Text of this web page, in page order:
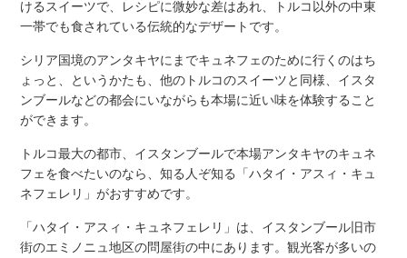
けるスイーツで、レシピに微妙な差はあれ、トルコ以外の中東
一帯でも食されている伝統的なデザートです。
シリア国境のアンタキヤにまでキュネフェのために行くのはち
ょっと、というかたも、他のトルコのスイーツと同様、イスタ
ンブールなどの都会にいながらも本場に近い味を体験すること
ができます。
トルコ最大の都市、イスタンブールで本場アンタキヤのキュネ
フェを食べたいのなら、知る人ぞ知る「ハタイ・アスィ・キュ
ネフェレリ」がおすすめです。
「ハタイ・アスィ・キュネフェレリ」は、イスタンブール旧市
街のエミノニュ地区の問屋街の中にあります。観光客が多いの